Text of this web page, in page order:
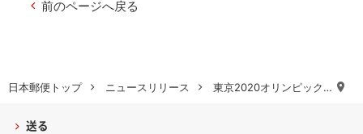
日本郵便トップ ニュースリリース 東京2020オリンピック…
前のページへ戻る
送る